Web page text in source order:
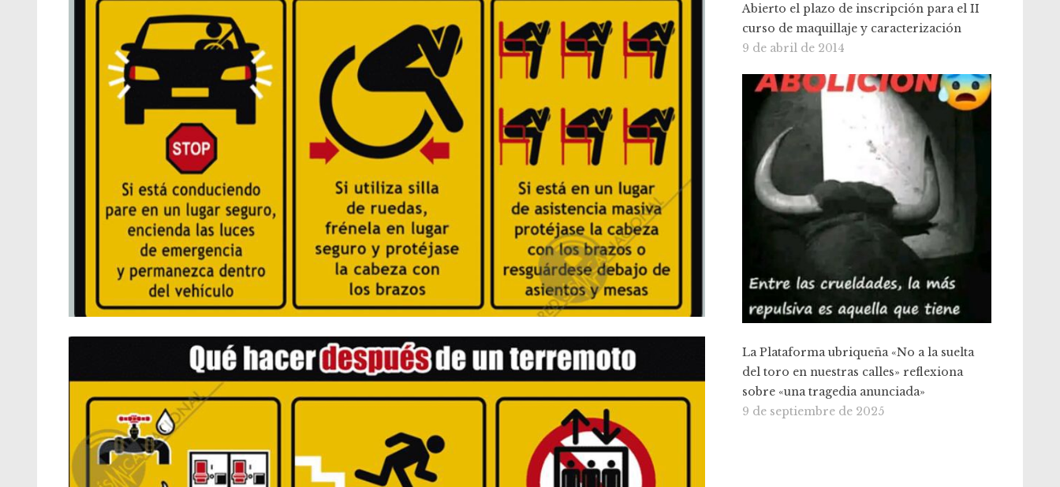
Abierto el plazo de inscripción para el II
curso de maquillaje y caracterización
9 de abril de 2014
La Plataforma ubriqueña «No a la suelta
del toro en nuestras calles» reflexiona
sobre «una tragedia anunciada»
9 de septiembre de 2025